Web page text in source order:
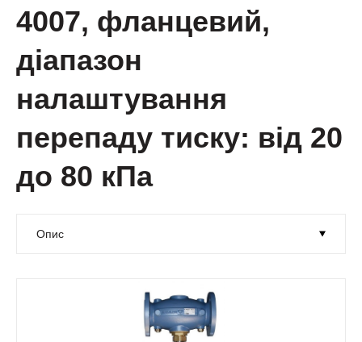
4007, фланцевий,
діапазон
налаштування
перепаду тиску: від 20
до 80 кПа